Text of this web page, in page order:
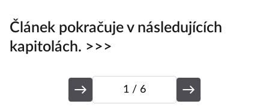
Článek pokračuje v následujících
kapitolách. >>>
1 / 6